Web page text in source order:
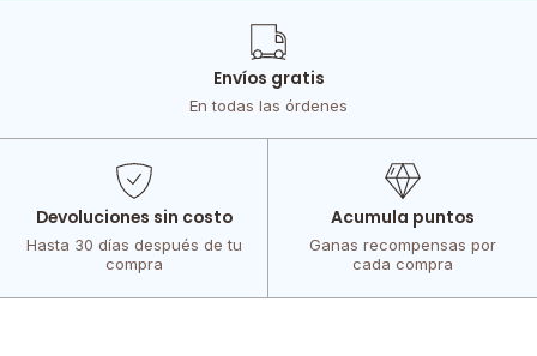
Envíos gratis
En todas las órdenes
Devoluciones sin costo
Hasta 30 días después de tu
compra
Acumula puntos
Ganas recompensas por
cada compra